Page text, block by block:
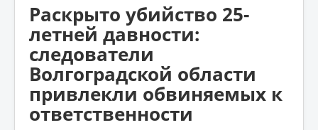
Раскрыто убийство 25-
летней давности:
следователи
Волгоградской области
привлекли обвиняемых к
ответственности